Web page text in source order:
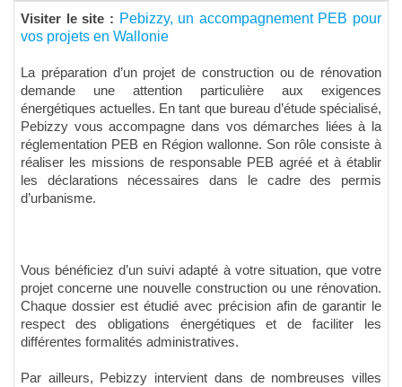
Visiter le site : Pebizzy, un accompagnement PEB pour
vos projets en Wallonie
La préparation d’un projet de construction ou de rénovation
demande une attention particulière aux exigences
énergétiques actuelles. En tant que bureau d’étude spécialisé,
Pebizzy vous accompagne dans vos démarches liées à la
réglementation PEB en Région wallonne. Son rôle consiste à
réaliser les missions de responsable PEB agréé et à établir
les déclarations nécessaires dans le cadre des permis
d’urbanisme.
Vous bénéficiez d’un suivi adapté à votre situation, que votre
projet concerne une nouvelle construction ou une rénovation.
Chaque dossier est étudié avec précision afin de garantir le
respect des obligations énergétiques et de faciliter les
différentes formalités administratives.
Par ailleurs, Pebizzy intervient dans de nombreuses villes